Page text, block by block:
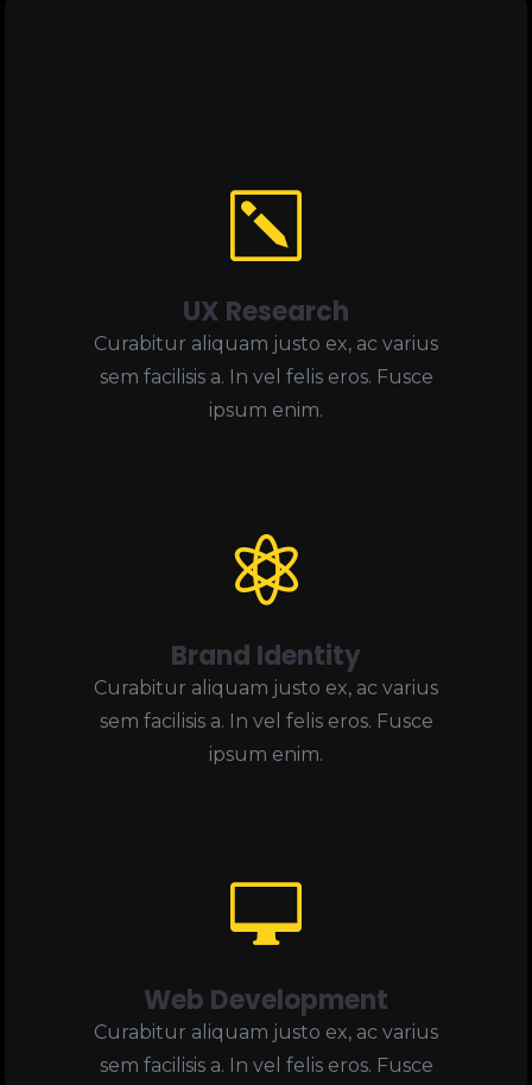
k
UX Research
Curabitur aliquam justo ex, ac varius
sem facilisis a. In vel felis eros. Fusce
ipsum enim.

Brand Identity
Curabitur aliquam justo ex, ac varius
sem facilisis a. In vel felis eros. Fusce
ipsum enim.

Web Development
Curabitur aliquam justo ex, ac varius
sem facilisis a. In vel felis eros. Fusce